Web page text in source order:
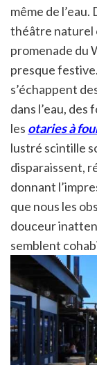
même de
théâtre naturel
promenade du
presque
s’échappent
dans l’eau,
les otaries à
lustré scintille
disparaissent,
donnant
que nous les
douceur
semblent